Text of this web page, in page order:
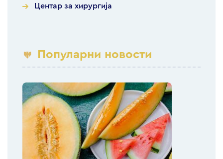
Центар за хирургија
Популарни новости